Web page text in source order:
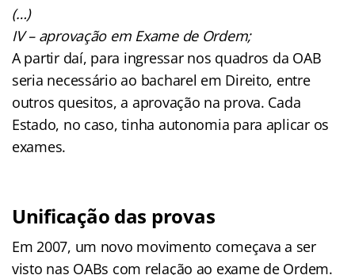
(…)
IV – aprovação em Exame de Ordem;
A partir daí, para ingressar nos quadros da OAB
seria necessário ao bacharel em Direito, entre
outros quesitos, a aprovação na prova. Cada
Estado, no caso, tinha autonomia para aplicar os
exames.
Unificação das provas
Em 2007, um novo movimento começava a ser
visto nas OABs com relação ao exame de Ordem.